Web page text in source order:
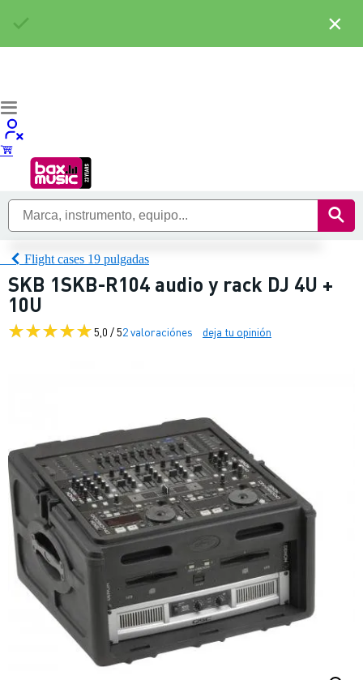
Flight cases 19 pulgadas
SKB 1SKB-R104 audio y rack DJ 4U +
10U
5,0 / 52 valoraciónes deja tu opinión
×